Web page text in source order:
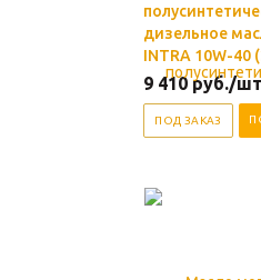
дизельное
INTRA 10W-40
9 410руб./шт
ПОД ЗАКАЗ